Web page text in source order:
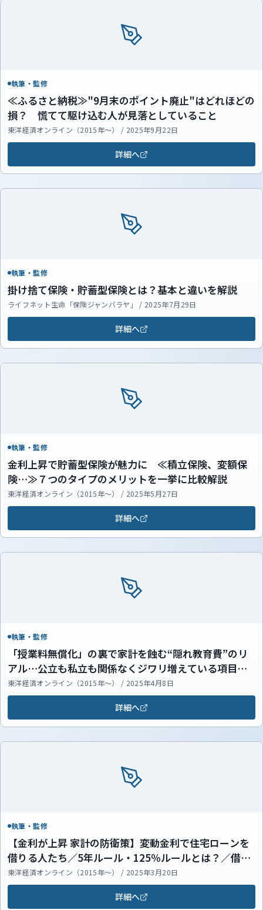
執筆・監修
≪ふるさと納税≫"9月末のポイント廃止"はどれほどの
損？ 慌てて駆け込む人が見落としていること
東洋経済オンライン（2015年～） / 2025年9月22日
詳細へ
執筆・監修
掛け捨て保険・貯蓄型保険とは？基本と違いを解説
ライフネット生命「保険ジャンバラヤ」 / 2025年7月29日
詳細へ
執筆・監修
金利上昇で貯蓄型保険が魅力に ≪積立保険、変額保
険…≫７つのタイプのメリットを一挙に比較解説
東洋経済オンライン（2015年～） / 2025年5月27日
詳細へ
執筆・監修
「授業料無償化」の裏で家計を蝕む“隠れ教育費”のリ
アル…公立も私立も関係なくジワリ増えている項目と
は？
東洋経済オンライン（2015年～） / 2025年4月8日
詳細へ
執筆・監修
【金利が上昇 家計の防衛策】変動金利で住宅ローンを
借りる人たち／5年ルール・125％ルールとは？／借り
るなら固定金利か変動金利か／定期預金での実感／
「個人向け国債」が注目される理由【ニュース解説】
東洋経済オンライン（2015年～） / 2025年3月20日
詳細へ